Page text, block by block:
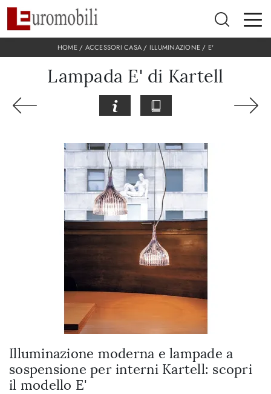
HOME/ ACCESSORI CASA / ILLUMINAZIONE / E'
Lampada E' di Kartell
Illuminazione moderna e lampade a
sospensione per interni Kartell: scopri
il modello E'